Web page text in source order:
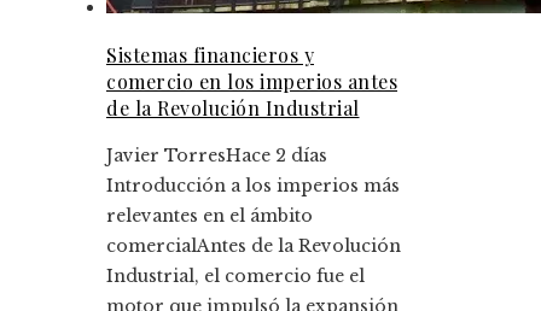
Sistemas financieros y
comercio en los imperios antes
de la Revolución Industrial
Javier TorresHace 2 días
Introducción a los imperios más
relevantes en el ámbito
comercialAntes de la Revolución
Industrial, el comercio fue el
motor que impulsó la expansión